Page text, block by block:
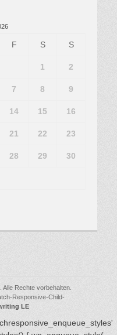
F S S
1 2
7 8 9
14 15 16
21 22 23
28 29 30
. Alle Rechte vorbehalten.
Responsive-Child-
LE